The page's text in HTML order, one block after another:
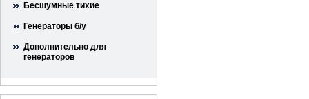
Бесшумные тихие
Генераторы б/у
Дополнительно для
генераторов